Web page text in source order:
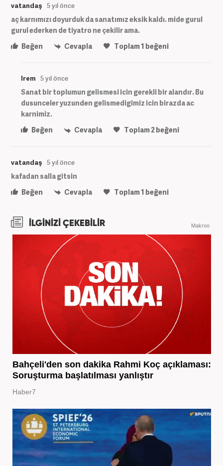
vatandaş 5 yıl önce
aç karnımızı doyurduk da sanatımız eksik kaldı. mide gurul
gurul ederken de tiyatro ne çekilir ama.
Beğen
Cevapla Toplam1 beğeni
Irem 5 yıl önce
Sanat bir toplumun gelismesi icin gerekli bir alandır. Bu
dusunceler yuzunden gelismedigimiz icin birazda ac
karnimiz.
Beğen
Cevapla Toplam2beğeni
vatandaş 5 yıl önce
kafadan salla gitsin
Beğen
Cevapla Toplam1 beğeni
İLGİNİZİ ÇEKEBİLİR Makroo
Bahçeli'den son dakika Rahmi Koç açıklaması:
Soruşturma başlatılması yanlıştır
Haber7